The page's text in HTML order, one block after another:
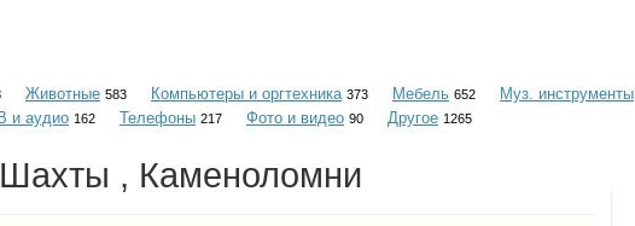
Животные 583 Компьютеры и оргтехника 373 Мебель 652 Муз. инструменты
и аудио 162 Телефоны 217 Фото и видео 90 Другое 1265
, Каменоломни